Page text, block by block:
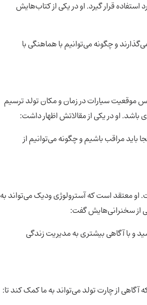
قرار گیرد. او در یکی از کتاب‌هایش
و چگونه می‌توانیم با هماهنگی با
موقعیت سیارات در زمان و مکان تولد ترسیم
او در یکی از مقالاتش اظهار داشت:
باید مراقب باشیم و چگونه می‌توانیم از
او معتقد است که آسترولوژی ودیک می‌تواند به
از سخنرانی‌هایش گفت:
و با آگاهی بیشتری به مدیریت زندگی
آگاهی از چارت تولد می‌تواند به ما کمک کند تا: